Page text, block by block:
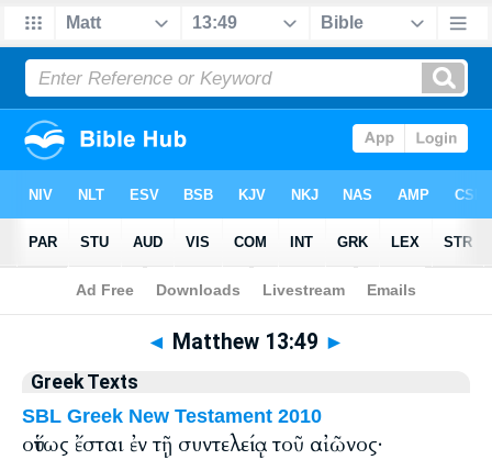
Bible>Greek> Matthew 13:49
◄ Matthew 13:49 ►
Greek Texts
SBL Greek New Testament 2010
οὕτως ἔσται ἐν τῇ συντελείᾳ τοῦ αἰῶνος·